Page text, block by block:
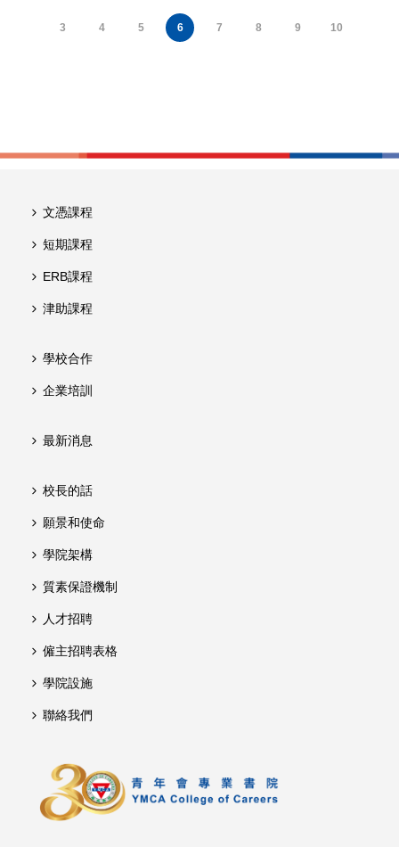
3 4 5 6 7 8 9 10
文憑課程
短期課程
ERB課程
津助課程
學校合作
企業培訓
最新消息
校長的話
願景和使命
學院架構
質素保證機制
人才招聘
僱主招聘表格
學院設施
聯絡我們